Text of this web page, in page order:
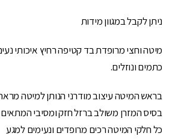
ניתן לקבל במגוון מידות
מיטה וחצי מרופדת בד קטיפה רחיץ איכותי
כתמים ונוזלים.
בראש המיטה עיצוב מודרני הנותן למיטה מראה
בסיס המזרן משולב ברזל חזק ומסיבי
כל חלקי המיטה רכים מרופדים ונעימים למגע